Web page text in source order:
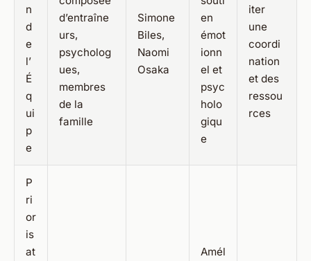
n
d
e
l’
É
q
ui
p
e
d’entraîne
urs,
psycholog
ues,
membres
de la
famille
Simone
Biles,
Naomi
Osaka
en
émot
ionn
el et
psyc
holo
giqu
e
iter
une
coordi
nation
et des
ressou
rces
P
ri
or
is
at
Amél